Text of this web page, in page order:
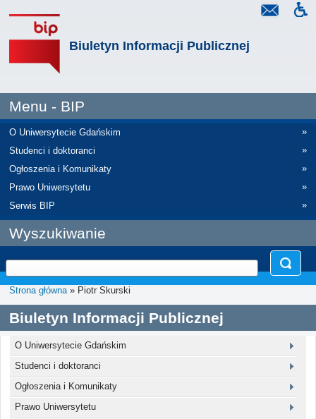
Biuletyn Informacji Publicznej
Menu - BIP
O Uniwersytecie Gdańskim
»
Studenci i doktoranci
»
Ogłoszenia i Komunikaty
»
Prawo Uniwersytetu
»
Serwis BIP
»
Wyszukiwanie
Strona główna» Piotr Skurski
Biuletyn Informacji Publicznej
O Uniwersytecie Gdańskim
Studenci i doktoranci
Ogłoszenia i Komunikaty
Prawo Uniwersytetu